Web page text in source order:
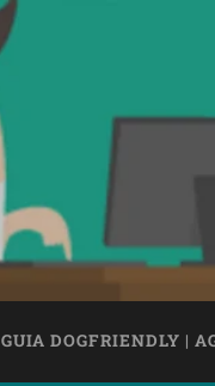
GUIA DOGFRIENDLY |